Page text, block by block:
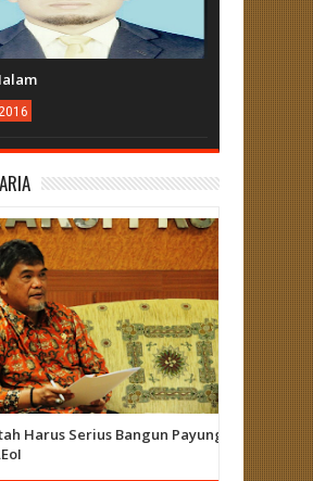
2016
Harus Serius Bangun Payung
Herizal
Curup -